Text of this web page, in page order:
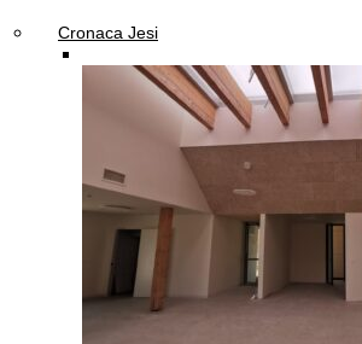
Cronaca Jesi